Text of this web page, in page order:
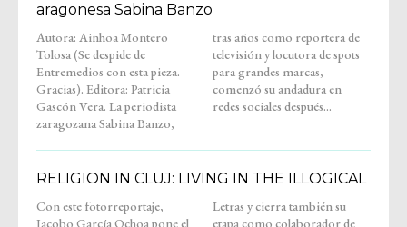
aragonesa Sabina Banzo
Autora: Ainhoa Montero
Tolosa (Se despide de
Entremedios con esta pieza.
Gracias). Editora: Patricia
Gascón Vera. La periodista
zaragozana Sabina Banzo,
tras años como reportera de
televisión y locutora de spots
para grandes marcas,
comenzó su andadura en
redes sociales después...
RELIGION IN CLUJ: LIVING IN THE ILLOGICAL
Con este fotorreportaje,
Jacobo García Ochoa pone el
Letras y cierra también su
etapa como colaborador de